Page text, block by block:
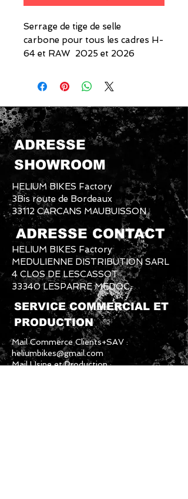
Serrage de tige de selle
carbone pour tous les cadres H-
64 et RAW 2025 et 2026
ADRESSE
SHOWROOM
HELIUM BIKES Factory
3Bis route de Bordeaux
33112 CARCANS MAUBUISSON
ADRESSE CONTACT
HELIUM BIKES Factory
MEDULIENNE DISTRIBUTION SARL
4 CLOS DE LESCASSOT
33340 LESPARRE MEDOC
SERVICE COMMERCIAL ET
PRODUCTION
Mail Commerce Clients+SAV :
heliumbikes@gmail.com
Mail Usine et Production :